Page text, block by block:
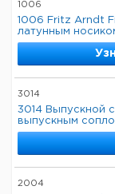
1006
1006 Fritz Arndt
латунным
3014
3014 Выпускной
выпускным
2004